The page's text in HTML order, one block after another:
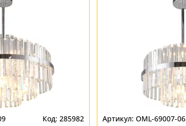
285982 OML-69007-06